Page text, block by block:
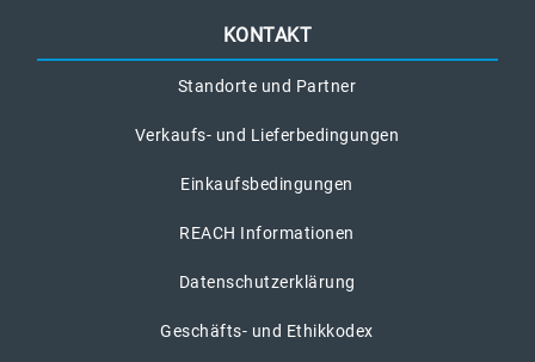
KONTAKT
Standorte und Partner
Verkaufs- und Lieferbedingungen
Einkaufsbedingungen
REACH Informationen
Datenschutzerklärung
Geschäfts- und Ethikkodex